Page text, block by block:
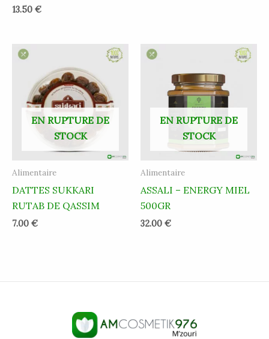
13.50 €
EN RUPTURE DE
STOCK
Alimentaire
DATTES SUKKARI
RUTAB DE QASSIM
7.00 €
EN RUPTURE DE
STOCK
Alimentaire
ASSALI – ENERGY MIEL
500GR
32.00 €